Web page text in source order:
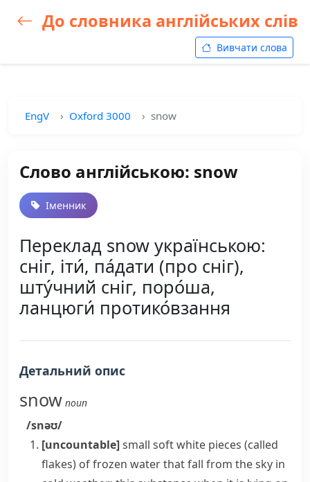
До словника англійських слів
Вивчати слова
EngV Oxford 3000 snow
Слово англійською: snow
Іменник
Переклад snow українською:
сніг, іти́, па́дати (про сніг),
шту́чний сніг, поро́ша,
ланцюги́ протико́взання
Детальний опис
snow noun
/snəʊ/
[uncountable]small soft white pieces (called
flakes) of frozen water that fall from the sky in